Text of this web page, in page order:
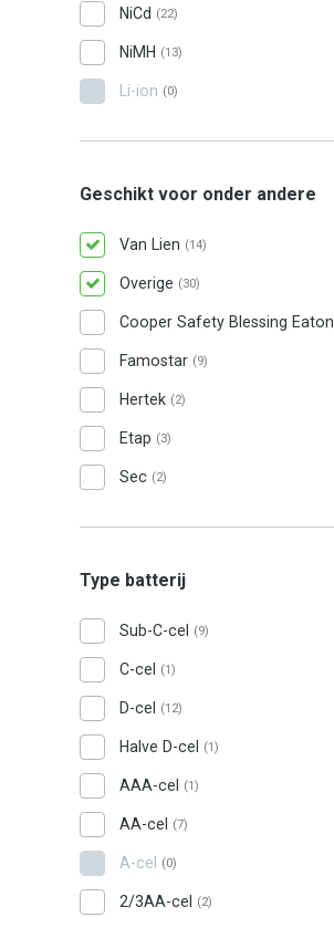
NiCd (22)
NiMH (13)
Li-ion (0)
Geschikt voor onder andere
Van Lien (14)
Overige (30)
Cooper Safety Blessing Eaton
Famostar (9)
Hertek (2)
Etap (3)
Sec (2)
Type batterij
Sub-C-cel (9)
C-cel (1)
D-cel (12)
Halve D-cel (1)
AAA-cel (1)
AA-cel (7)
A-cel (0)
2/3AA-cel (2)